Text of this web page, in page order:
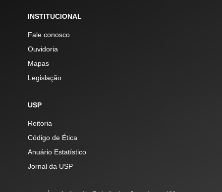
INSTITUCIONAL
Fale conosco
Ouvidoria
Mapas
Legislação
USP
Reitoria
Código de Ética
Anuário Estatístico
Jornal da USP